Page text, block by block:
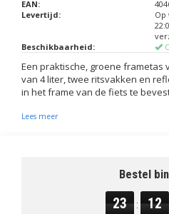
EAN:
Levertijd:
Op
Beschikbaarheid:
Een praktische, groene frametas
van 4 liter, twee ritsvakken en
in het frame van de fiets te
Lees meer
Bestel
23 : 12